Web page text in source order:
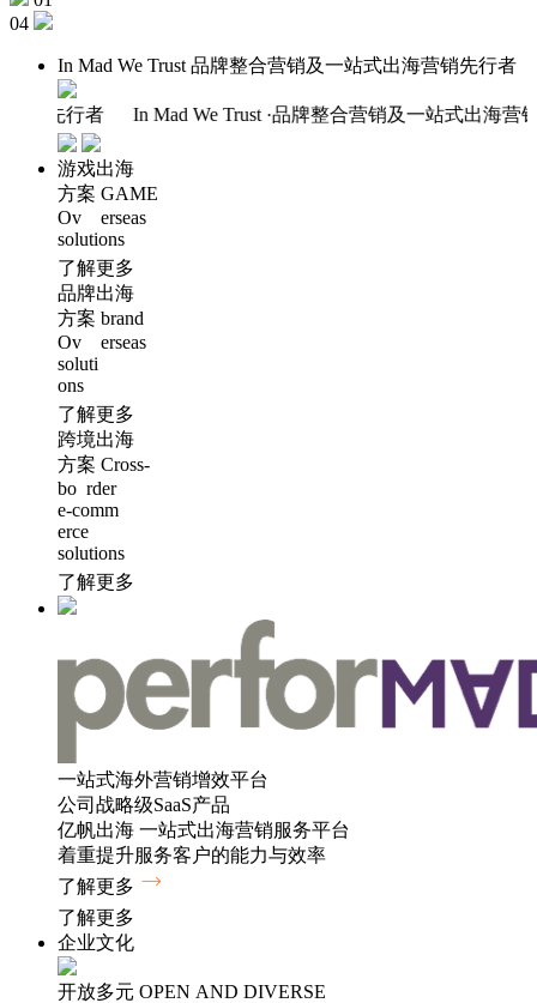
04
In Mad We Trust 品牌整合营销及一站式出海营销先行者
先行者In Mad We Trust ·品牌整合营销及一站式出海营销先行
游戏出海
方案 GAME
Ov erseas
solutions
了解更多
品牌出海
方案 brand
Ov erseas
soluti
ons
了解更多
跨境出海
方案 Cross-
bo rder
e-comm
erce
solutions
了解更多
一站式海外营销增效平台
公司战略级SaaS产品
亿帆出海 一站式出海营销服务平台
着重提升服务客户的能力与效率
了解更多
了解更多
企业文化
开放多元 OPEN AND DIVERSE